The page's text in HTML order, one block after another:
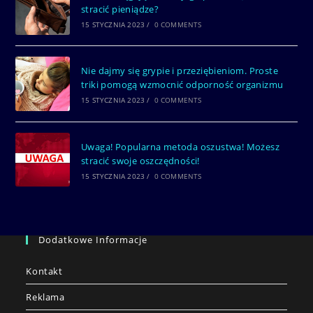
stracić pieniądze?
15 STYCZNIA 2023 / 0 COMMENTS
Nie dajmy się grypie i przeziębieniom. Proste
triki pomogą wzmocnić odporność organizmu
15 STYCZNIA 2023 / 0 COMMENTS
Uwaga! Popularna metoda oszustwa! Możesz
stracić swoje oszczędności!
15 STYCZNIA 2023 / 0 COMMENTS
Dodatkowe Informacje
Kontakt
Reklama